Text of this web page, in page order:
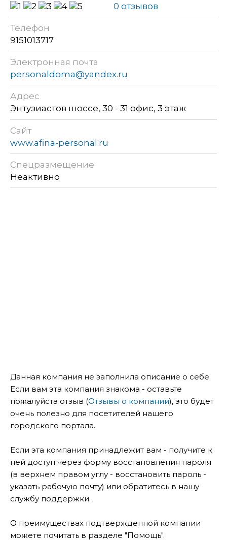
0 отзывов
Телефон
9151013717
Электронная почта
personaldoma@yandex.ru
Адрес
Энтузиастов шоссе, 30 - 31 офис, 3 этаж
Сайт
www.afina-personal.ru
Спецразмещение
Неактивно
Данная компания не заполнила описание о себе.
Если вам эта компания знакома - оставьте
пожалуйста отзыв (Отзывы о компании), это будет
очень полезно для посетителей нашего
городского портала.
Если эта компания принадлежит вам - получите к
ней доступ через форму восстановления пароля
(в верхнем правом углу - восстановить пароль -
указать рабочую почту) или обратитесь в нашу
службу поддержки.
О преимуществах подтвержденной компании
можете почитать в разделе "Помощь".